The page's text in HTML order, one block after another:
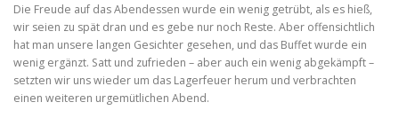
Die Freude auf das Abendessen wurde ein wenig getrübt, als es hieß,
wir seien zu spät dran und es gebe nur noch Reste. Aber offensichtlich
hat man unsere langen Gesichter gesehen, und das Buffet wurde ein
wenig ergänzt. Satt und zufrieden – aber auch ein wenig abgekämpft –
setzten wir uns wieder um das Lagerfeuer herum und verbrachten
einen weiteren urgemütlichen Abend.